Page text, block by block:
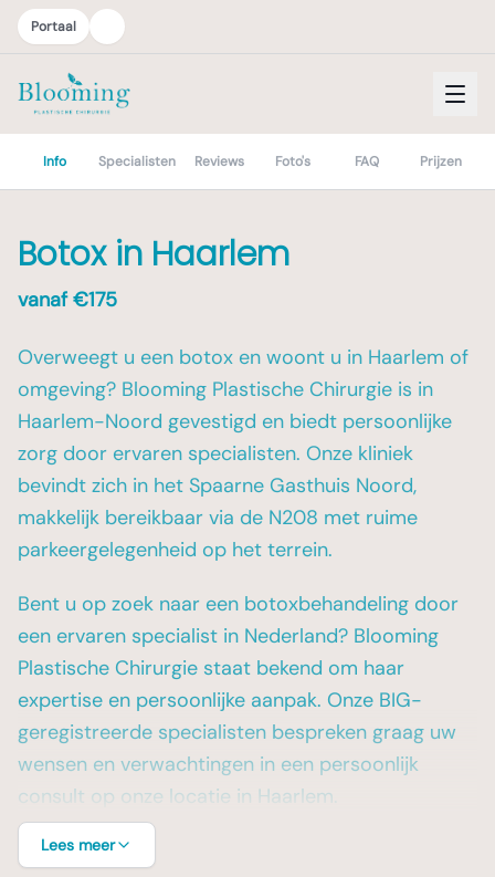
Portaal
Info Specialisten Reviews Foto's FAQ Prijzen
Botox in Haarlem
vanaf €175
Overweegt u een botox en woont u in Haarlem of
omgeving? Blooming Plastische Chirurgie is in
Haarlem-Noord gevestigd en biedt persoonlijke
zorg door ervaren specialisten. Onze kliniek
bevindt zich in het Spaarne Gasthuis Noord,
makkelijk bereikbaar via de N208 met ruime
parkeergelegenheid op het terrein.
Bent u op zoek naar een botoxbehandeling door
een ervaren specialist in Nederland? Blooming
Plastische Chirurgie staat bekend om haar
expertise en persoonlijke aanpak. Onze BIG-
geregistreerde specialisten bespreken graag uw
wensen en verwachtingen in een persoonlijk
consult op onze locatie in Haarlem.
Lees meer